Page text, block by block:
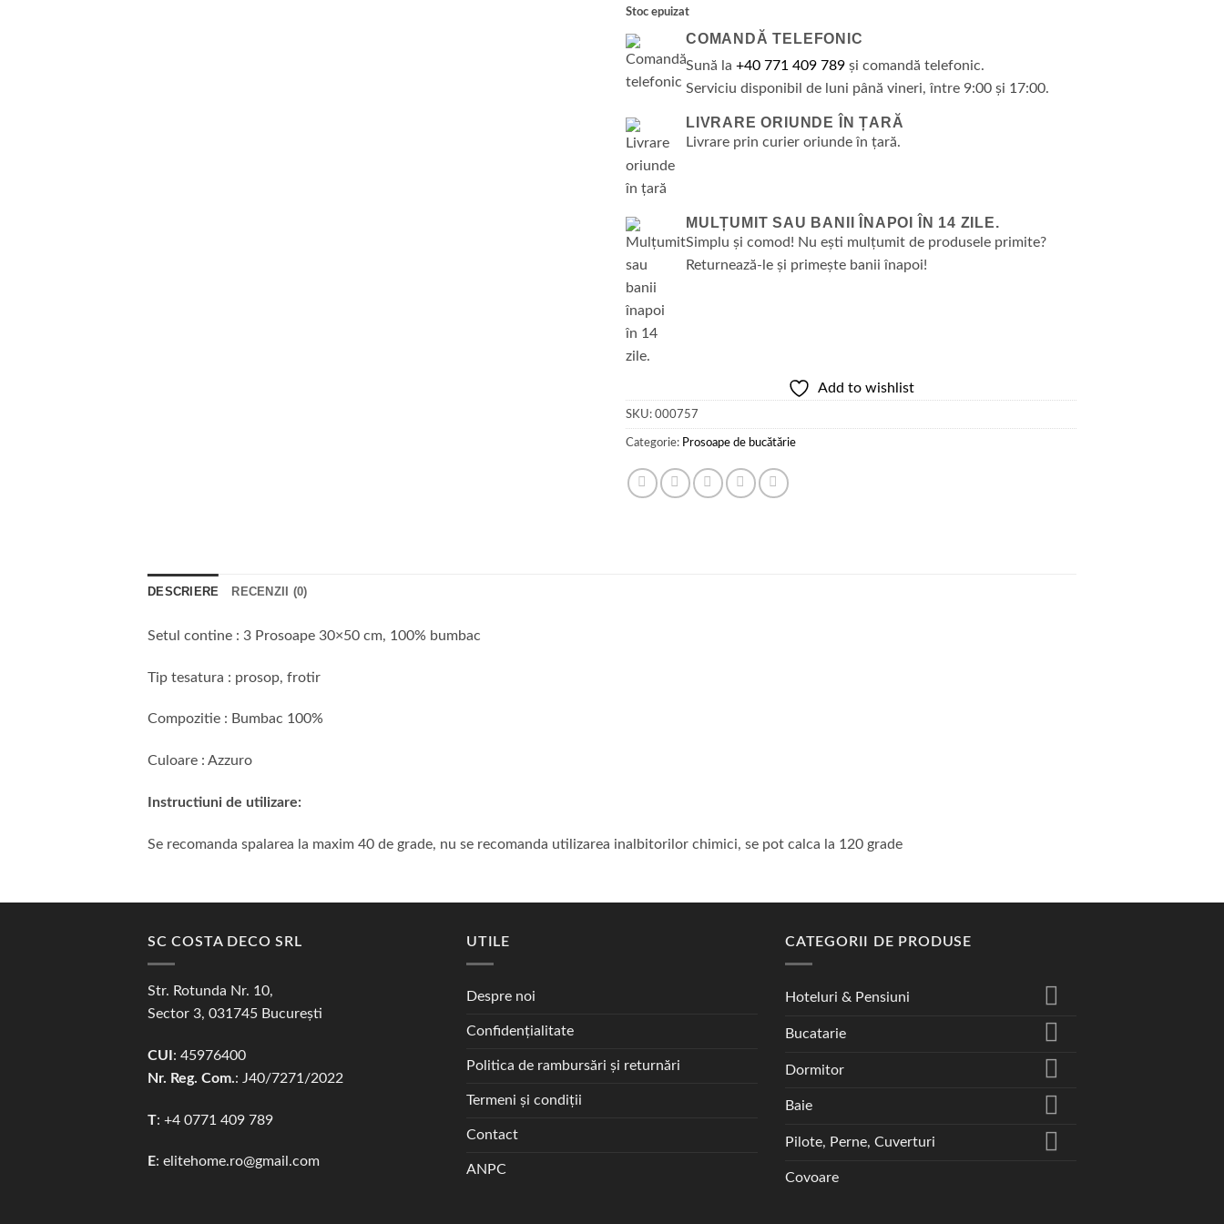
Stoc epuizat
COMANDĂ TELEFONIC
Sună la +40 771 409 789 și comandă telefonic.
Serviciu disponibil de luni până vineri, între 9:00 și 17:00.
LIVRARE ORIUNDE ÎN ȚARĂ
Livrare prin curier oriunde în țară.
MULȚUMIT SAU BANII ÎNAPOI ÎN 14 ZILE.
Simplu și comod! Nu ești mulțumit de produsele primite?
Returnează-le și primește banii înapoi!
Add to wishlist
SKU: 000757
Categorie: Prosoape de bucătărie
DESCRIERE RECENZII (0)
Setul contine : 3 Prosoape 30×50 cm, 100% bumbac
Tip tesatura : prosop, frotir
Compozitie : Bumbac 100%
Culoare : Azzuro
Instructiuni de utilizare:
Se recomanda spalarea la maxim 40 de grade, nu se recomanda utilizarea inalbitorilor chimici, se pot calca la 120 grade
SC COSTA DECO SRL
Str. Rotunda Nr. 10,
Sector 3, 031745 București
CUI : 45976400
Nr. Reg. Com.: J40/7271/2022
T: +4 0771 409 789
E: elitehome.ro@gmail.com
UTILE
Despre noi
Confidențialitate
Politica de rambursări și returnări
Termeni și condiții
Contact
ANPC
CATEGORII DE PRODUSE
Hoteluri & Pensiuni
Bucatarie
Dormitor
Baie
Pilote, Perne, Cuverturi
Covoare